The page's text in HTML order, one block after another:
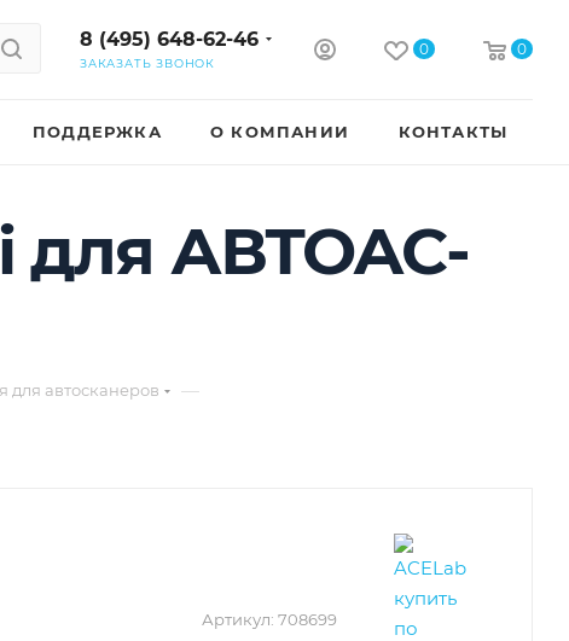
8 (495) 648-62-46
ЗАКАЗАТЬ ЗВОНОК
0 0
ПОДДЕРЖКА О КОМПАНИИ КОНТАКТЫ
для АВТОАС-
для автосканеров —
Артикул: 708699